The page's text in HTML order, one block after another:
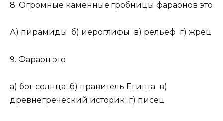
8. Огромные каменные гробницы фараонов это
А) пирамиды б) иероглифы в) рельеф г) жрец
9. Фараон это
а) бог солнца б) правитель Египта в)
древнегреческий историк г) писец